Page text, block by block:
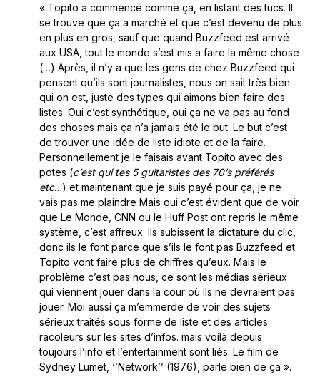
« Topito a commencé comme ça, en listant des tucs. Il
se trouve que ça a marché et que c’est devenu de plus
en plus en gros, sauf que quand Buzzfeed est arrivé
aux USA, tout le monde s’est mis a faire la même chose
(…) Après, il n’y a que les gens de chez Buzzfeed qui
pensent qu’ils sont journalistes, nous on sait très bien
qui on est, juste des types qui aimons bien faire des
listes. Oui c’est synthétique, oui ça ne va pas au fond
des choses mais ça n’a jamais été le but. Le but c’est
de trouver une idée de liste idiote et de la faire.
Personnellement je le faisais avant Topito avec des
potes (c’est qui tes 5 guitaristes des 70’s préférés
etc…) et maintenant que je suis payé pour ça, je ne
vais pas me plaindre Mais oui c’est évident que de voir
que Le Monde, CNN ou le Huff Post ont repris le même
système, c’est affreux. Ils subissent la dictature du clic,
donc ils le font parce que s’ils le font pas Buzzfeed et
Topito vont faire plus de chiffres qu’eux. Mais le
problème c’est pas nous, ce sont les médias sérieux
qui viennent jouer dans la cour où ils ne devraient pas
jouer. Moi aussi ça m’emmerde de voir des sujets
sérieux traités sous forme de liste et des articles
racoleurs sur les sites d’infos. mais voilà depuis
toujours l’info et l’entertainment sont liés. Le film de
Sydney Lumet, ‘’Network’’ (1976), parle bien de ça ».